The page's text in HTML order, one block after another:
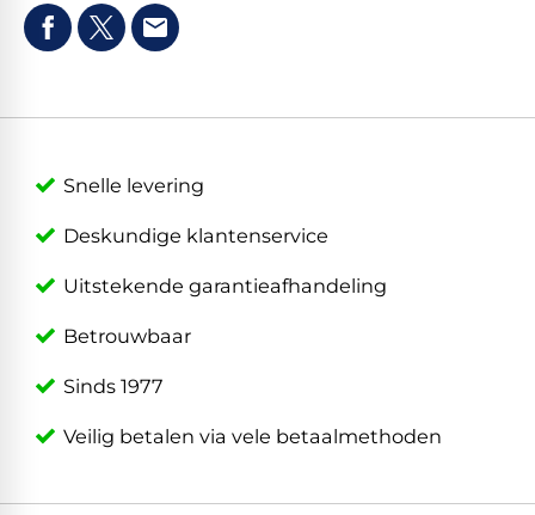
Snelle levering
Deskundige klantenservice
Uitstekende garantieafhandeling
Betrouwbaar
Sinds 1977
Veilig betalen via vele betaalmethoden